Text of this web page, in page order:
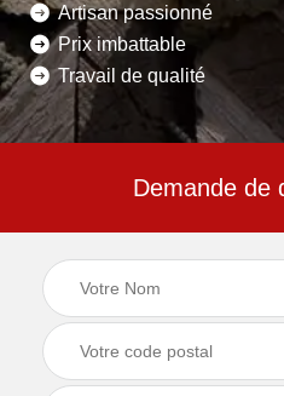
Artisan passionné
Prix imbattable
Travail de qualité
Demande de